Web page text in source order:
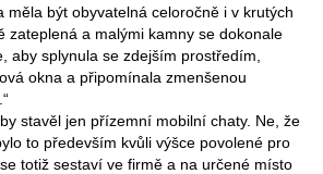
měla být obyvatelná celoročně i v krutých
zateplená a malými kamny se dokonale
aby splynula se zdejším prostředím,
okna a připomínala zmenšenou
stavěl jen přízemní mobilní chaty. Ne, že
to především kvůli výšce povolené pro
totiž sestaví ve firmě a na určené místo